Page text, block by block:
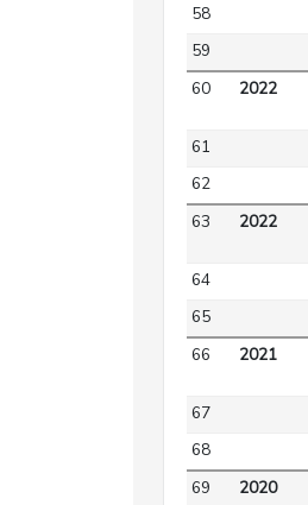
58
59
60
2022
61
62
63
2022
64
65
66
2021
67
68
69
2020